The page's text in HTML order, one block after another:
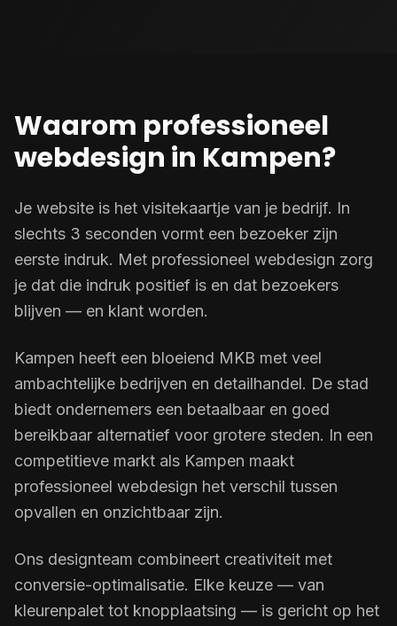
Waarom professioneel
webdesign in Kampen?
Je website is het visitekaartje van je bedrijf. In
slechts 3 seconden vormt een bezoeker zijn
eerste indruk. Met professioneel webdesign zorg
je dat die indruk positief is en dat bezoekers
blijven — en klant worden.
Kampen heeft een bloeiend MKB met veel
ambachtelijke bedrijven en detailhandel. De stad
biedt ondernemers een betaalbaar en goed
bereikbaar alternatief voor grotere steden. In een
competitieve markt als Kampen maakt
professioneel webdesign het verschil tussen
opvallen en onzichtbaar zijn.
Ons designteam combineert creativiteit met
conversie-optimalisatie. Elke keuze — van
kleurenpalet tot knopplaatsing — is gericht op het